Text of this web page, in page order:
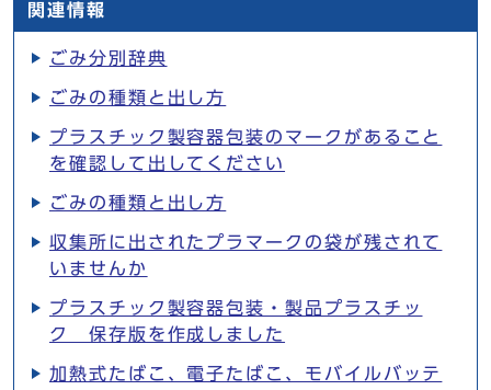
関連情報
ごみ分別辞典
ごみの種類と出し方
プラスチック製容器包装のマークがあること
を確認して出してください
ごみの種類と出し方
収集所に出されたプラマークの袋が残されて
いませんか
プラスチック製容器包装・製品プラスチッ
ク 保存版を作成しました
加熱式たばこ、電子たばこ、モバイルバッテ